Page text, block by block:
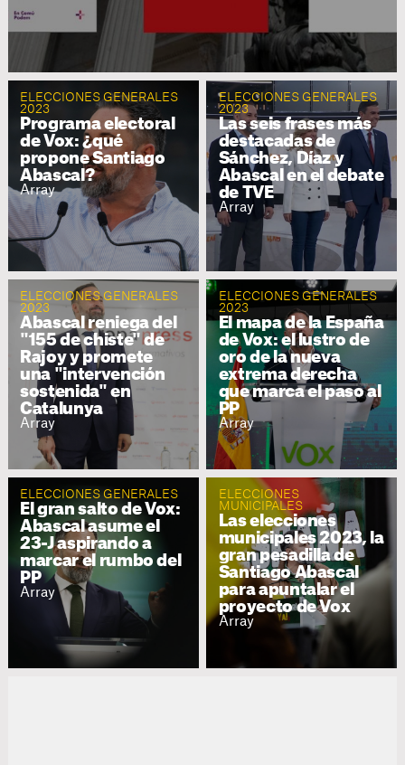
ELECCIONES GENERALES
2023
Programa electoral
de Vox: ¿qué
propone Santiago
Abascal?
Array
ELECCIONES GENERALES
2023
Las seis frases más
destacadas de
Sánchez, Díaz y
Abascal en el debate
de TVE
Array
ELECCIONES GENERALES
2023
Abascal reniega del
"155 de chiste" de
Rajoy y promete
una "intervención
sostenida" en
Catalunya
Array
ELECCIONES GENERALES
2023
El mapa de la España
de Vox: el lustro de
oro de la nueva
extrema derecha
que marca el paso al
PP
Array
ELECCIONES GENERALES
El gran salto de Vox:
Abascal asume el
23-J aspirando a
marcar el rumbo del
PP
Array
ELECCIONES
MUNICIPALES
Las elecciones
municipales 2023, la
gran pesadilla de
Santiago Abascal
para apuntalar el
proyecto de Vox
Array